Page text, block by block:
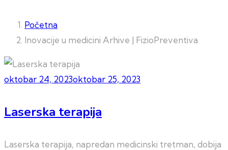
Početna
Inovacije u medicini Arhive | FizioPreventiva
oktobar 24, 2023oktobar 25, 2023
Laserska terapija
Laserska terapija, napredan medicinski tretman, dobija